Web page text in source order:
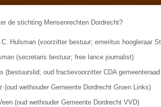
de stichting Mensenrechten Dordrecht?
Hulsman (voorzitter bestuur; emeritus hoogleraar
(secretaris bestuur; free lance journalist)
(bestuurslid; oud fractievoorzitter CDA
(oud wethouder Gemeente Dordrecht Groen Links)
(oud wethouder Gemeente Dordrecht VVD)